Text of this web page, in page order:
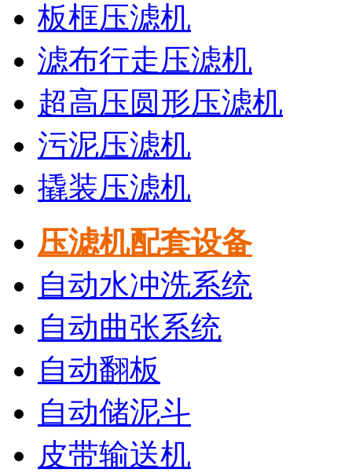
板框压滤机
滤布行走压滤机
超高压圆形压滤机
污泥压滤机
撬装压滤机
压滤机配套设备
自动水冲洗系统
自动曲张系统
自动翻板
自动储泥斗
皮带输送机